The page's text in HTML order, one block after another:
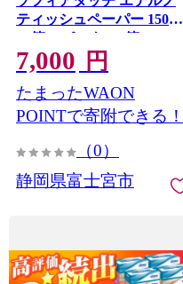
ティッシュペーパー 150組
×5箱×6パック (30箱)
7,000 円
たまったWAON
POINTで寄附できる！
（0）
静岡県富士宮市